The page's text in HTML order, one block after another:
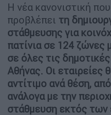
Η νέα κανονιστική
προβλέπει τη
στάθμευσης για
πατίνια σε 124 ζώνες
σε όλες τις
Αθήνας. Οι εταιρείες
αντίτιμο ανά θέση,
ανάλογα με την
στάθμευση εκτός των